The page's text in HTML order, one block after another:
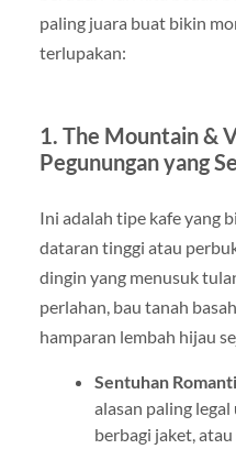
paling juara buat bikin
terlupakan:
1. The Mountain &
Pegunungan yang
Ini adalah tipe kafe yang
dataran tinggi atau
dingin yang menusuk
perlahan, bau tanah
hamparan lembah hijau
Sentuhan
alasan paling
berbagi jaket,